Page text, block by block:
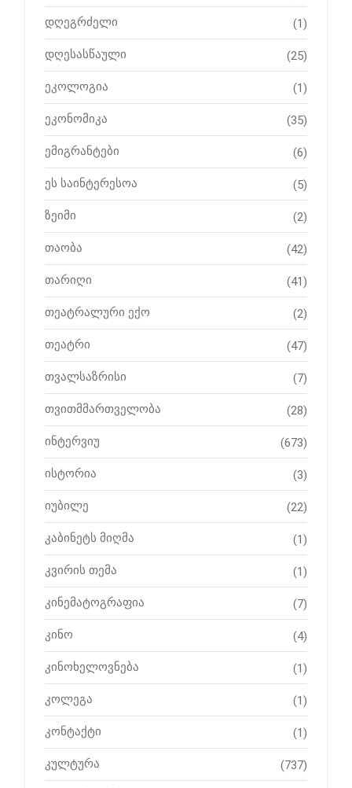
დღეგრძელი (1)
დღესასწაული (25)
ეკოლოგია (1)
ეკონომიკა (35)
ემიგრანტები (6)
ეს საინტერესოა (5)
ზეიმი (2)
თაობა (42)
თარიღი (41)
თეატრალური ექო (2)
თეატრი (47)
თვალსაზრისი (7)
თვითმმართველობა (28)
ინტერვიუ (673)
ისტორია (3)
იუბილე (22)
კაბინეტს მიღმა (1)
კვირის თემა (1)
კინემატოგრაფია (7)
კინო (4)
კინოხელოვნება (1)
კოლეგა (1)
კონტაქტი (1)
კულტურა (737)